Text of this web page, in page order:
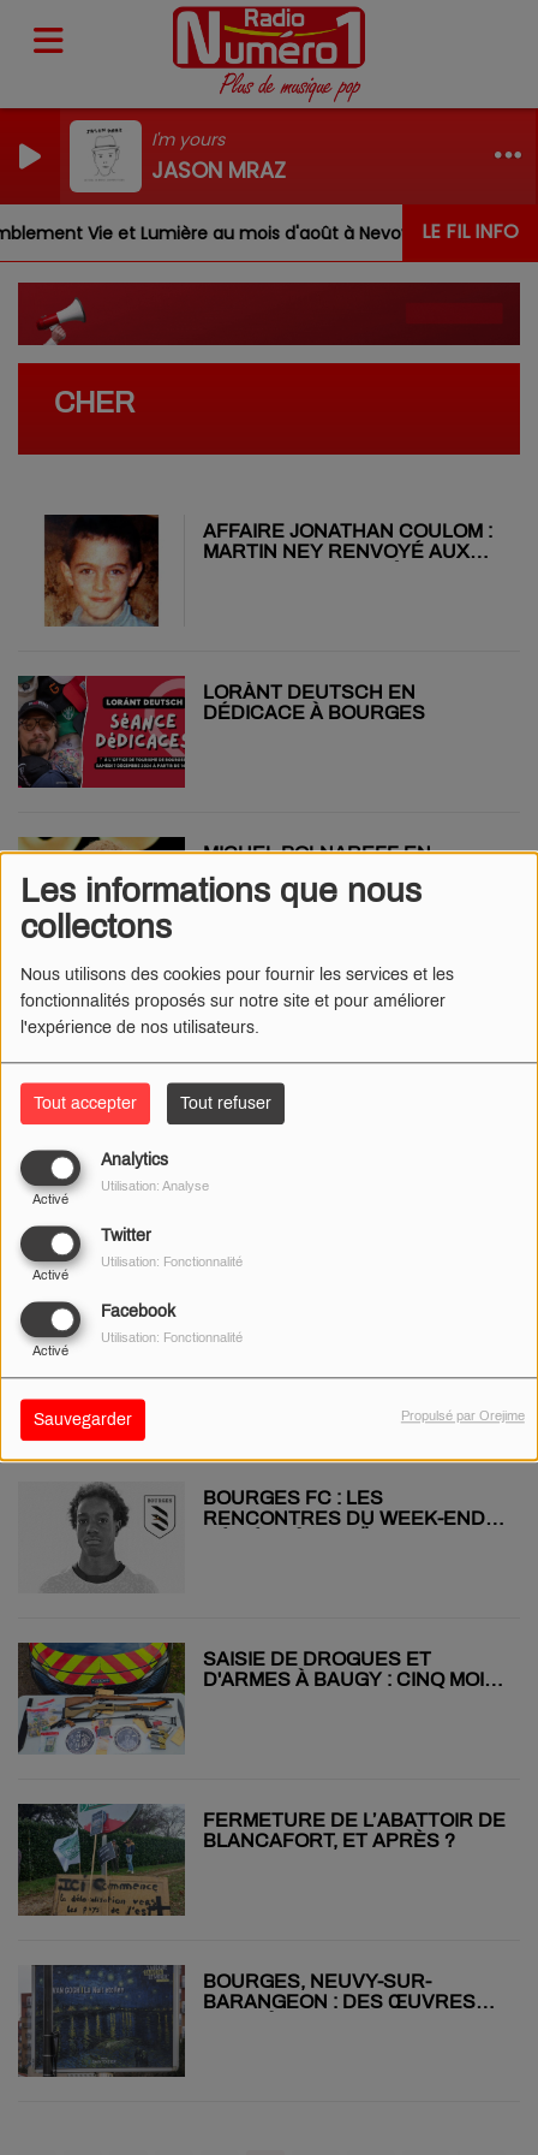
Les informations que nous
collectons
Nous utilisons des cookies pour fournir les services et les
fonctionnalités proposés sur notre site et pour améliorer
l'expérience de nos utilisateurs.
Tout accepter Tout refuser
Analytics
Activé
Utilisation: Analyse
Twitter
Activé
Utilisation: Fonctionnalité
Facebook
Activé
Utilisation: Fonctionnalité
Sauvegarder Propulsé par Orejime
I'm yours
JASON MRAZ
LE FIL INFO
Vie et Lumière au mois d'août à Nevoy Louis,
CHER
AFFAIRE JONATHAN COULOM :
MARTIN NEY RENVOYÉ AUX
LORÀNT DEUTSCH EN
DÉDICACE À BOURGES
MICHEL POLNAREFF EN
OUVERTURE DU PRINTEMPS
DE BOURGES 2025 !
VISITEZ LE CENTRE
HOSPITALIER JACQUES CŒUR
POUR SOUTENIR « VINORIZON
PRINTEMPS DE BOURGES : MC
YODELICE … SERONT SUR LA
BOURGES FC : LES
RENCONTRES DU WEEK-END
SAISIE DE DROGUES ET
D'ARMES À BAUGY : CINQ MOIS
FERMETURE DE L’ABATTOIR DE
BLANCAFORT, ET APRÈS ?
BOURGES, NEUVY-SUR-
BARANGEON : DES ŒUVRES